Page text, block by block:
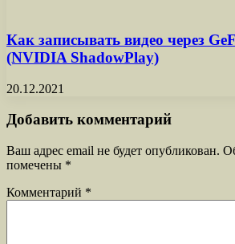
Как записывать видео через
(NVIDIA ShadowPlay)
20.12.2021
Добавить комментарий
Ваш адрес email не будет опубликован.
помечены *
Комментарий *